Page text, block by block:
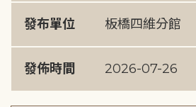
發布單位 板橋四維分館
發佈時間 2026-07-26